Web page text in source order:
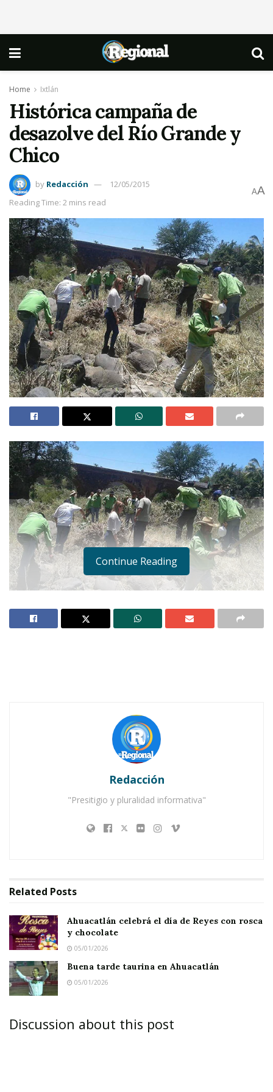
Home Ixtlán
Histórica campaña de
desazolve del Río Grande y
Chico
by Redacción
12/05/2015
Reading Time: 2 mins read
AA
Buena tarde taurina en Ahuacatlán
Continue Reading
Redacción
"Presitigio y pluralidad informativa"
Related Posts
Ahuacatlán celebrá el día de Reyes con rosca
y chocolate
05/01/2026
Buena tarde taurina en Ahuacatlán
05/01/2026
Discussion about this post